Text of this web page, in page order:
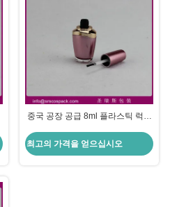
중국 공장 공급 8ml 플라스틱 럭셔
최고의 가격을 얻으십시오